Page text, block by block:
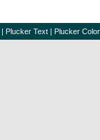
| Plucker Text | Plucker Color